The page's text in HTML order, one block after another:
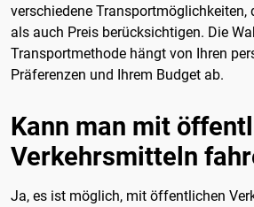
verschiedene
als auch Preis berücksichtigen. Die
Transportmethode hängt von Ihren
Präferenzen und Ihrem Budget ab.
Kann man mit
Verkehrsmitteln
Ja, es ist möglich, mit öffentlichen